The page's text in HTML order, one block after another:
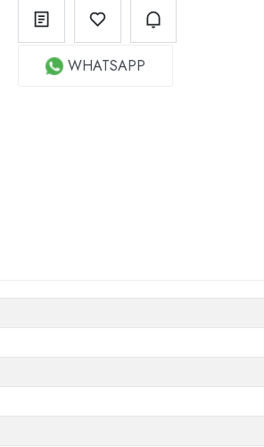
WHATSAPP